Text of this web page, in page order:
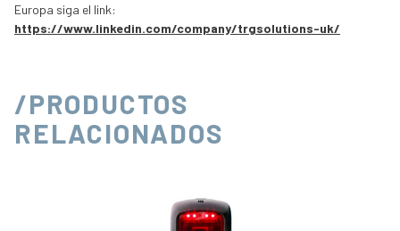
Europa siga el link:
https://www.linkedin.com/company/trgsolutions-uk/
/PRODUCTOS
RELACIONADOS